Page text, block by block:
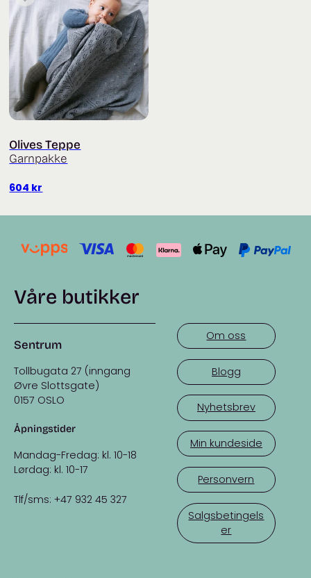
Olives Teppe
Garnpakke
604 kr
Våre butikker
Sentrum
Tollbugata 27 (inngang
Øvre Slottsgate)
0157 OSLO
Åpningstider
Mandag-Fredag: kl. 10-18
Lørdag: kl. 10-17
Tlf/sms: +47 932 45 327
Om oss
Blogg
Nyhetsbrev
Min kundeside
Personvern
Salgsbetingels
er